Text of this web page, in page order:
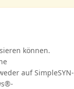
können.
auf SimpleSYN-